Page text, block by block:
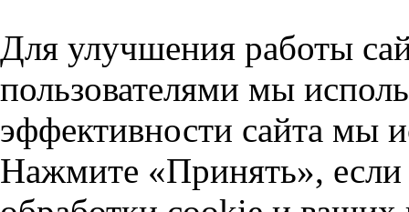
Для улучшения работы
пользователями мы
эффективности сайта мы
Нажмите «Принять», если